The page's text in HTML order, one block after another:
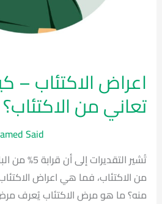
اعراض الاكتئاب
تعاني من الاكتئاب؟
Said
تُشير
من الاكتئاب، فما هي اعراض
منه؟ ما هو مرض الاكتئاب يُعرف مرض